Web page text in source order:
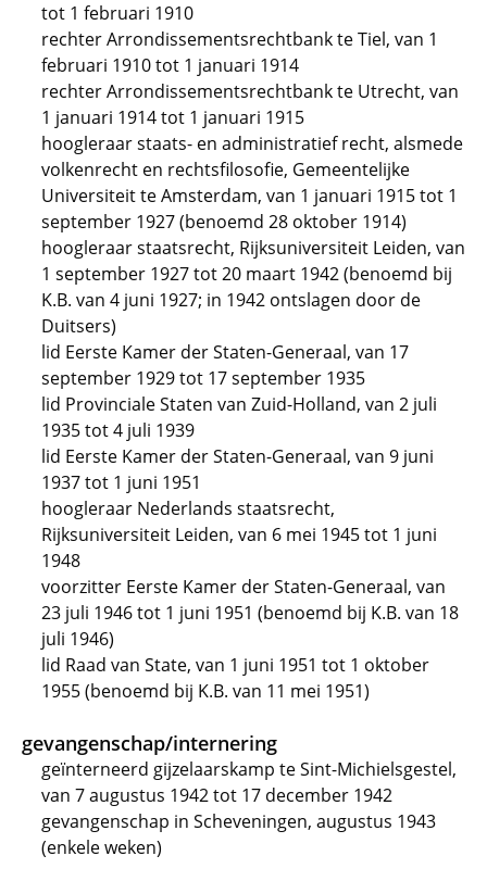
tot 1 februari 1910
rechter Arrondissementsrechtbank te Tiel, van 1
februari 1910 tot 1 januari 1914
rechter Arrondissementsrechtbank te Utrecht, van
1 januari 1914 tot 1 januari 1915
hoogleraar staats- en administratief recht, alsmede
volkenrecht en rechtsfilosofie, Gemeentelijke
Universiteit te Amsterdam, van 1 januari 1915 tot 1
september 1927 (benoemd 28 oktober 1914)
hoogleraar staatsrecht, Rijksuniversiteit Leiden, van
1 september 1927 tot 20 maart 1942 (benoemd bij
K.B. van 4 juni 1927; in 1942 ontslagen door de
Duitsers)
lid Eerste Kamer der Staten-Generaal, van 17
september 1929 tot 17 september 1935
lid Provinciale Staten van Zuid-Holland, van 2 juli
1935 tot 4 juli 1939
lid Eerste Kamer der Staten-Generaal, van 9 juni
1937 tot 1 juni 1951
hoogleraar Nederlands staatsrecht,
Rijksuniversiteit Leiden, van 6 mei 1945 tot 1 juni
1948
voorzitter Eerste Kamer der Staten-Generaal, van
23 juli 1946 tot 1 juni 1951 (benoemd bij K.B. van 18
juli 1946)
lid Raad van State, van 1 juni 1951 tot 1 oktober
1955 (benoemd bij K.B. van 11 mei 1951)
gevangenschap/internering
geïnterneerd gijzelaarskamp te Sint-Michielsgestel,
van 7 augustus 1942 tot 17 december 1942
gevangenschap in Scheveningen, augustus 1943
(enkele weken)